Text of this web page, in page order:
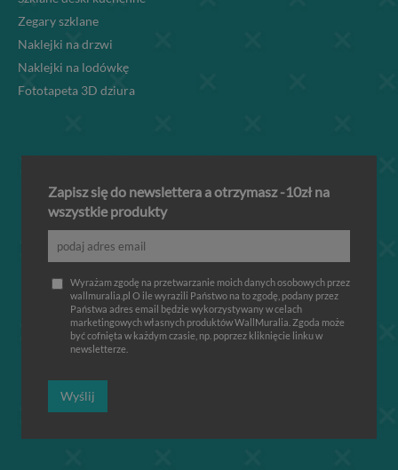
Zegary szklane
Naklejki na drzwi
Naklejki na lodówkę
Fototapeta 3D dziura
Zapisz się do newslettera a otrzymasz -10zł na
wszystkie produkty
Wyrażam zgodę na przetwarzanie moich danych osobowych przez
wallmuralia.pl O ile wyrazili Państwo na to zgodę, podany przez
Państwa adres email będzie wykorzystywany w celach
marketingowych własnych produktów WallMuralia. Zgoda może
być cofnięta w każdym czasie, np. poprzez kliknięcie linku w
newsletterze.
Wyślij